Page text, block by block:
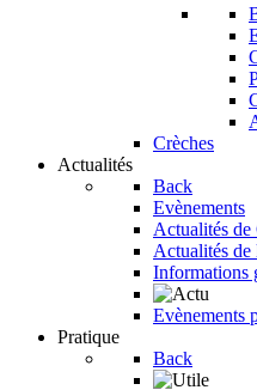
Crèches
Actualités
Back
Evènements
Actualités de
Actualités de
Informations
Evènements
Pratique
Back